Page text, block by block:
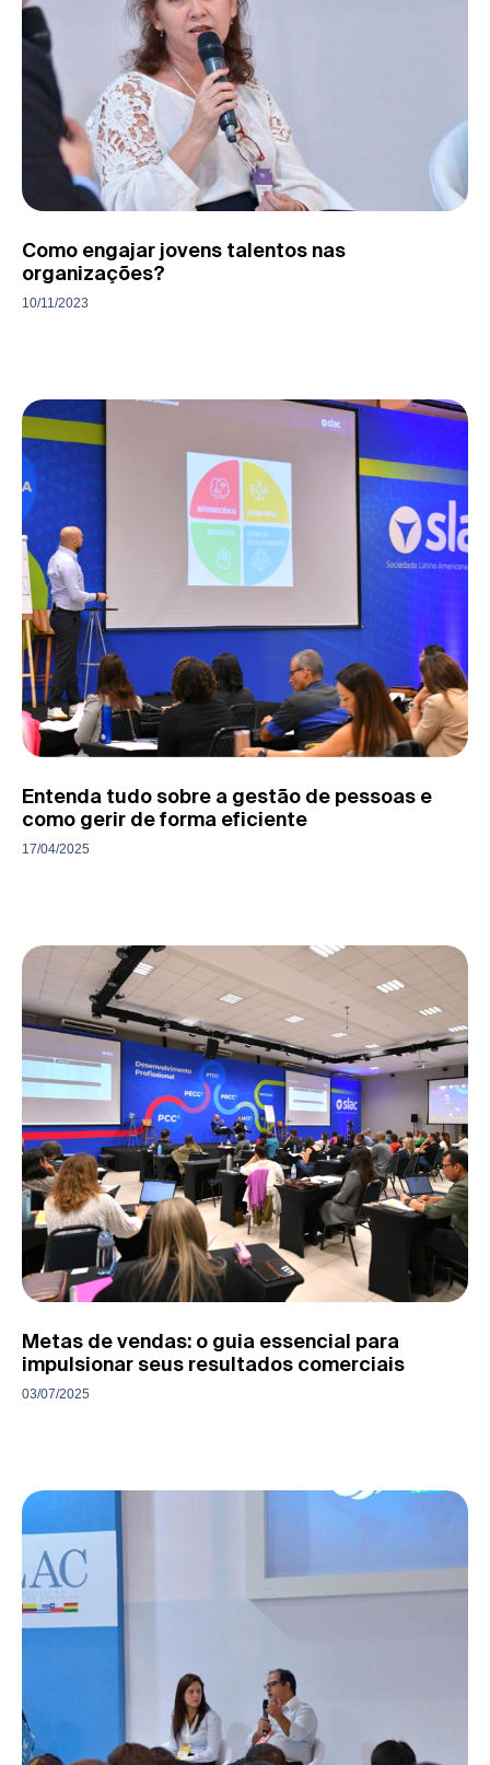
Como engajar jovens talentos nas
organizações?
10/11/2023
Entenda tudo sobre a gestão de pessoas e
como gerir de forma eficiente
17/04/2025
Metas de vendas: o guia essencial para
impulsionar seus resultados comerciais
03/07/2025